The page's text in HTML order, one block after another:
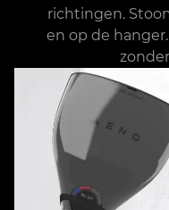
richtingen.
en op de